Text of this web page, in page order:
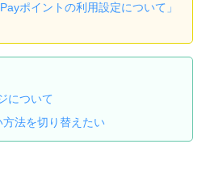
ポイントの利用設定について」
について
法を切り替えたい